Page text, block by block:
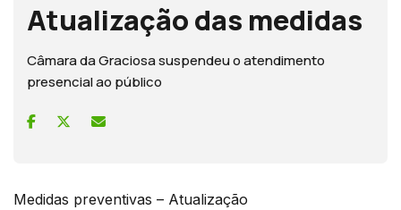
Atualização das medidas
Câmara da Graciosa suspendeu o atendimento
presencial ao público
Medidas preventivas – Atualização